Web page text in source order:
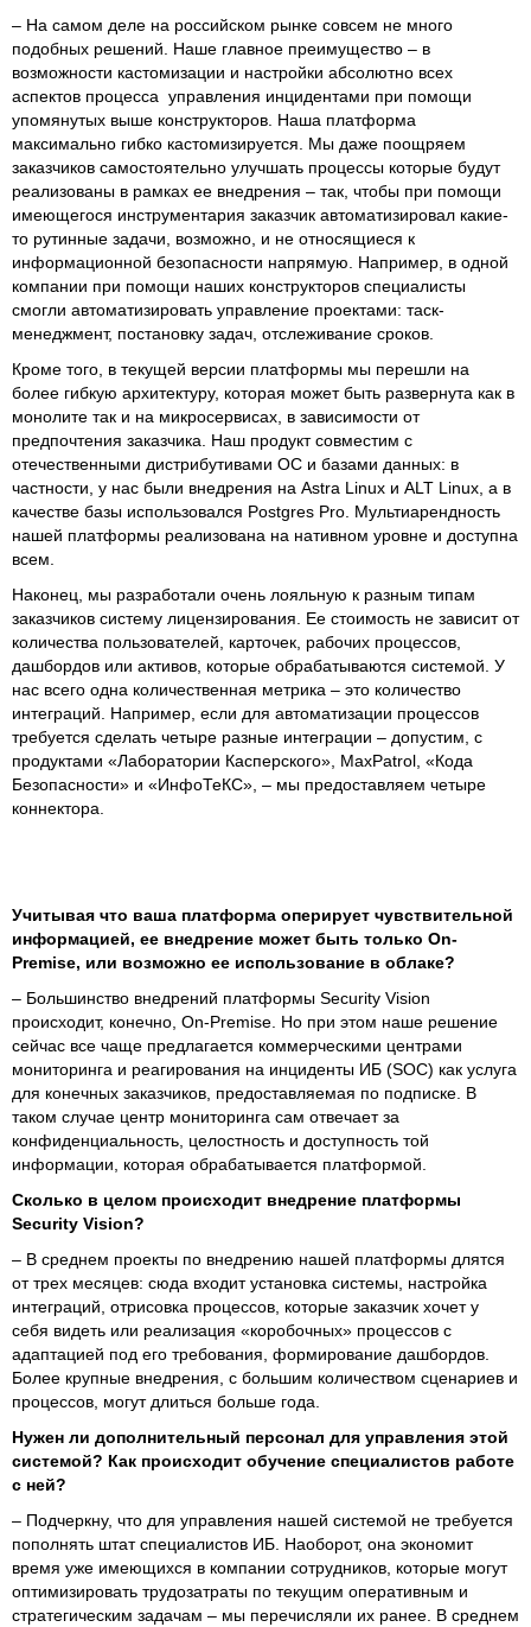
– На самом деле на российском рынке совсем не много
подобных решений. Наше главное преимущество – в
возможности кастомизации и настройки абсолютно всех
аспектов процесса управления инцидентами при помощи
упомянутых выше конструкторов. Наша платформа
максимально гибко кастомизируется. Мы даже поощряем
заказчиков самостоятельно улучшать процессы которые будут
реализованы в рамках ее внедрения – так, чтобы при помощи
имеющегося инструментария заказчик автоматизировал какие-
то рутинные задачи, возможно, и не относящиеся к
информационной безопасности напрямую. Например, в одной
компании при помощи наших конструкторов специалисты
смогли автоматизировать управление проектами: таск-
менеджмент, постановку задач, отслеживание сроков.
Кроме того, в текущей версии платформы мы перешли на
более гибкую архитектуру, которая может быть развернута как в
монолите так и на микросервисах, в зависимости от
предпочтения заказчика. Наш продукт совместим с
отечественными дистрибутивами ОС и базами данных: в
частности, у нас были внедрения на Astra Linux и ALT Linux, а в
качестве базы использовался Postgres Pro. Мультиарендность
нашей платформы реализована на нативном уровне и доступна
всем.
Наконец, мы разработали очень лояльную к разным типам
заказчиков систему лицензирования. Ее стоимость не зависит от
количества пользователей, карточек, рабочих процессов,
дашбордов или активов, которые обрабатываются системой. У
нас всего одна количественная метрика – это количество
интеграций. Например, если для автоматизации процессов
требуется сделать четыре разные интеграции – допустим, с
продуктами «Лаборатории Касперского», MaxPatrol, «Кода
Безопасности» и «ИнфоТеКС», – мы предоставляем четыре
коннектора.
Учитывая что ваша платформа оперирует чувствительной
информацией, ее внедрение может быть только On-
Premise, или возможно ее использование в облаке?
– Большинство внедрений платформы Security Vision
происходит, конечно, On-Premise. Но при этом наше решение
сейчас все чаще предлагается коммерческими центрами
мониторинга и реагирования на инциденты ИБ (SOC) как услуга
для конечных заказчиков, предоставляемая по подписке. В
таком случае центр мониторинга сам отвечает за
конфиденциальность, целостность и доступность той
информации, которая обрабатывается платформой.
Сколько в целом происходит внедрение платформы
Security Vision?
– В среднем проекты по внедрению нашей платформы длятся
от трех месяцев: сюда входит установка системы, настройка
интеграций, отрисовка процессов, которые заказчик хочет у
себя видеть или реализация «коробочных» процессов с
адаптацией под его требования, формирование дашбордов.
Более крупные внедрения, с большим количеством сценариев и
процессов, могут длиться больше года.
Нужен ли дополнительный персонал для управления этой
системой? Как происходит обучение специалистов работе
с ней?
– Подчеркну, что для управления нашей системой не требуется
пополнять штат специалистов ИБ. Наоборот, она экономит
время уже имеющихся в компании сотрудников, которые могут
оптимизировать трудозатраты по текущим оперативным и
стратегическим задачам – мы перечисляли их ранее. В среднем